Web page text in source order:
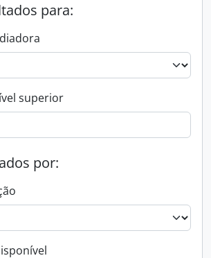
para:
superior
por: